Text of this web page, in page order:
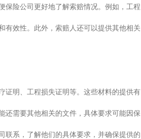
保险公司更好地了解索赔情况。例如，工程
有效性。此外，索赔人还可以提供其他相关
证明、工程损失证明等。这些材料的提供有
还需要其他相关的文件，具体要求可能因保
联系，了解他们的具体要求，并确保提供的